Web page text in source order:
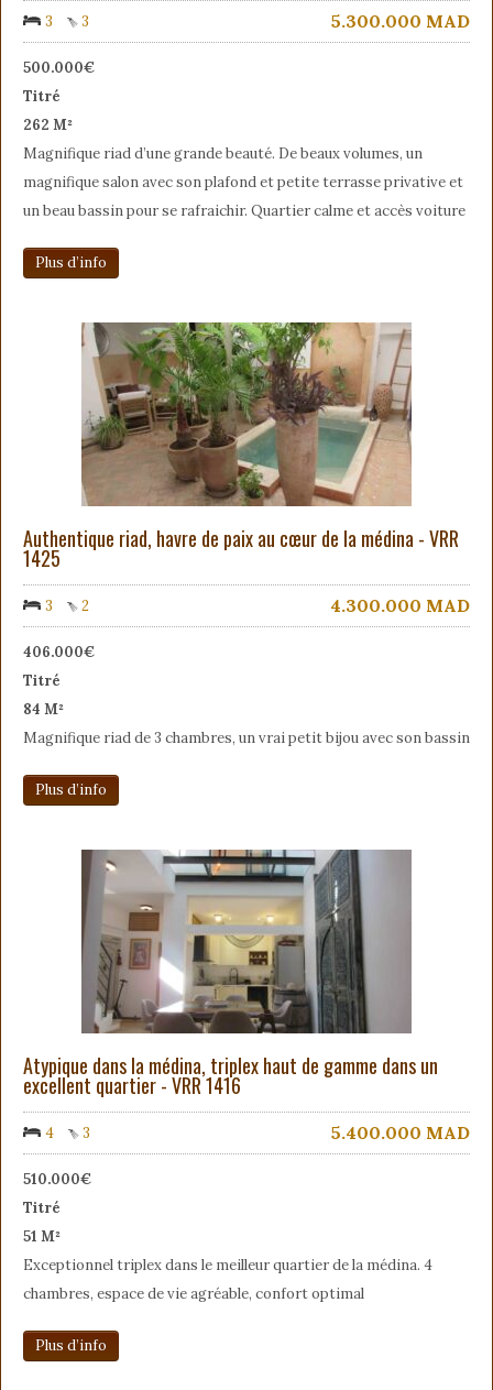
3 3 5.300.000 MAD
500.000€
Titré
262 M²
Magnifique riad d’une grande beauté. De beaux volumes, un
magnifique salon avec son plafond et petite terrasse privative et
un beau bassin pour se rafraichir. Quartier calme et accès voiture
Plus d’info
Authentique riad, havre de paix au cœur de la médina - VRR
1425
3 2 4.300.000 MAD
406.000€
Titré
84 M²
Magnifique riad de 3 chambres, un vrai petit bijou avec son bassin
Plus d’info
Atypique dans la médina, triplex haut de gamme dans un
excellent quartier - VRR 1416
4 3 5.400.000 MAD
510.000€
Titré
51 M²
Exceptionnel triplex dans le meilleur quartier de la médina. 4
chambres, espace de vie agréable, confort optimal
Plus d’info